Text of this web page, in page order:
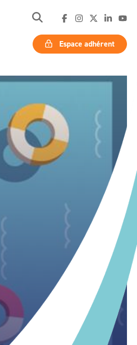
Espace adhérent